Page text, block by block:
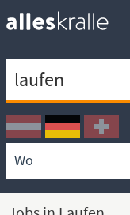
Ortssuche
Umkreissuche
Arbeitsform